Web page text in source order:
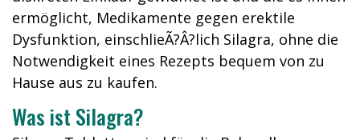
ermöglicht, Medikamente gegen erektile
Dysfunktion, einschlieÃ?Â?lich Silagra, ohne die
Notwendigkeit eines Rezepts bequem von zu
Hause aus zu kaufen.
Was ist Silagra?